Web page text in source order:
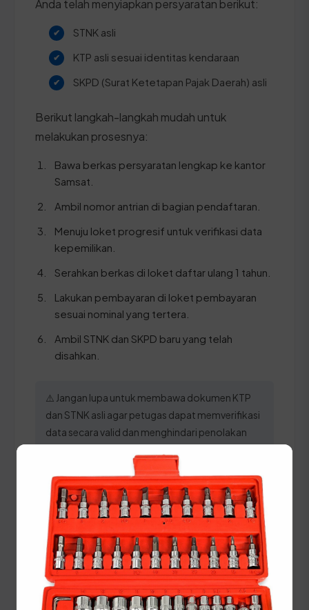
Anda telah menyiapkan persyaratan berikut:
STNK asli
KTP asli sesuai identitas kendaraan
SKPD (Surat Ketetapan Pajak Daerah) asli
Berikut langkah-langkah mudah untuk
melakukan prosesnya:
Bawa berkas persyaratan lengkap ke kantor
Samsat.
Ambil nomor antrian di bagian pendaftaran.
Menuju loket progresif untuk verifikasi data
kepemilikan.
Serahkan berkas di loket daftar ulang 1 tahun.
Lakukan pembayaran di loket pembayaran
sesuai nominal yang tertera.
Ambil STNK dan SKPD baru yang telah
disahkan.
⚠️ Jangan lupa untuk membawa dokumen KTP
dan STNK asli agar petugas dapat memverifikasi
data secara valid dan menghindari penolakan
Panduan Pajak 5 Tahunan
(Ganti Plat) di Sumatera
Selatan
Setiap lima tahun, pemilik kendaraan wajib
melakukan pergantian pelat nomor dan cek fisik